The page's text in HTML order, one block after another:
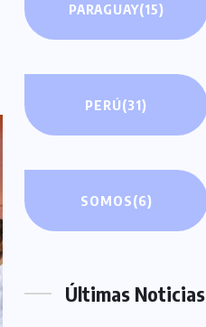
PARAGUAY(15)
PERÚ(31)
SOMOS(6)
Últimas Noticias